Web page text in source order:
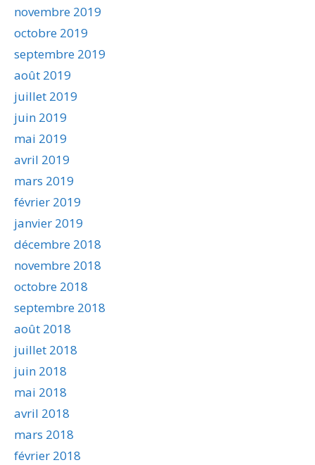
novembre 2019
octobre 2019
septembre 2019
août 2019
juillet 2019
juin 2019
mai 2019
avril 2019
mars 2019
février 2019
janvier 2019
décembre 2018
novembre 2018
octobre 2018
septembre 2018
août 2018
juillet 2018
juin 2018
mai 2018
avril 2018
mars 2018
février 2018